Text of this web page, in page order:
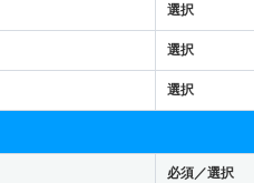
選択
選択
選択
必須／選択